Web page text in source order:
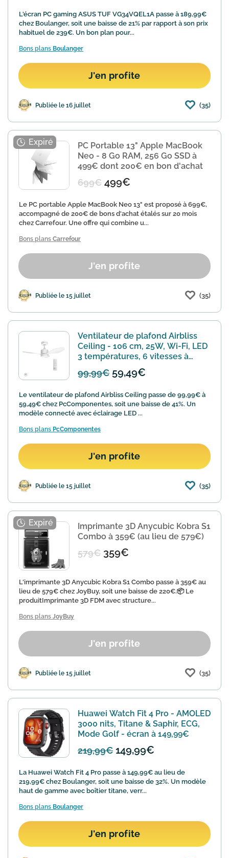
L'écran PC gaming ASUS TUF VG34VQEL1A passe à 189,99€
chez Boulanger, soit une baisse de 21% par rapport à son prix
habituel de 239€. Un bon plan pour...
Bons plans Boulanger
J'en profite
Publiée le 16 juillet (35)
PC Portable 13" Apple MacBook
Neo - 8 Go RAM, 256 Go SSD à
499€ dont 200€ en bon d'achat
699€ 499€
Le PC portable Apple MacBook Neo 13" est proposé à 699€,
accompagné de 200€ de bons d'achat étalés sur 20 mois
chez Carrefour. Une offre qui combine u...
Bons plans Carrefour
J'en profite
Publiée le 15 juillet (35)
Ventilateur de plafond Airbliss
Ceiling - 106 cm, 25W, Wi-Fi, LED
3 températures, 6 vitesses à
99,99€ 59,49€
Le ventilateur de plafond Airbliss Ceiling passe de 99,99€ à
59,49€ chez PcComponentes, soit une baisse de 41%. Un
modèle connecté avec éclairage LED ...
Bons plans PcComponentes
J'en profite
Publiée le 15 juillet (35)
Imprimante 3D Anycubic Kobra S1
Combo à 359€ (au lieu de 579€)
579€ 359€
L'imprimante 3D Anycubic Kobra S1 Combo passe à 359€ au
lieu de 579€ chez JoyBuy, soit une baisse de 220€.📦 Le
produitImprimante 3D FDM avec structure...
Bons plans JoyBuy
J'en profite
Publiée le 15 juillet (35)
Huawei Watch Fit 4 Pro - AMOLED
3000 nits, Titane & Saphir, ECG,
Mode Golf - écran à 149,99€
219,99€ 149,99€
La Huawei Watch Fit 4 Pro passe à 149,99€ au lieu de
219,99€ chez Boulanger, soit une baisse de 32%. Un modèle
haut de gamme avec boîtier titane, verr...
Bons plans Boulanger
J'en profite